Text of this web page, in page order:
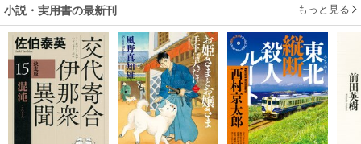
小説・実用書の最新刊 もっと見る